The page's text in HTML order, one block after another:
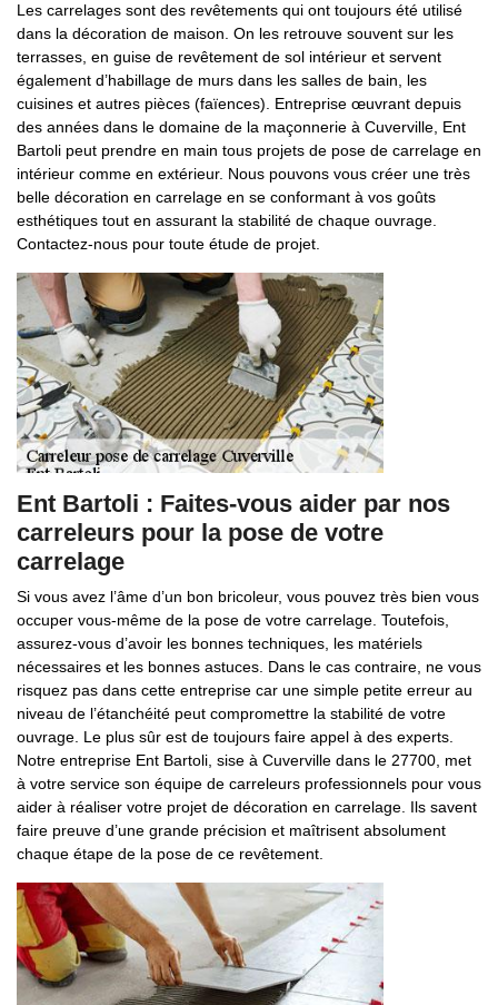
Les carrelages sont des revêtements qui ont toujours été utilisé
dans la décoration de maison. On les retrouve souvent sur les
terrasses, en guise de revêtement de sol intérieur et servent
également d’habillage de murs dans les salles de bain, les
cuisines et autres pièces (faïences). Entreprise œuvrant depuis
des années dans le domaine de la maçonnerie à Cuverville, Ent
Bartoli peut prendre en main tous projets de pose de carrelage en
intérieur comme en extérieur. Nous pouvons vous créer une très
belle décoration en carrelage en se conformant à vos goûts
esthétiques tout en assurant la stabilité de chaque ouvrage.
Contactez-nous pour toute étude de projet.
Ent Bartoli : Faites-vous aider par nos
carreleurs pour la pose de votre
carrelage
Si vous avez l’âme d’un bon bricoleur, vous pouvez très bien vous
occuper vous-même de la pose de votre carrelage. Toutefois,
assurez-vous d’avoir les bonnes techniques, les matériels
nécessaires et les bonnes astuces. Dans le cas contraire, ne vous
risquez pas dans cette entreprise car une simple petite erreur au
niveau de l’étanchéité peut compromettre la stabilité de votre
ouvrage. Le plus sûr est de toujours faire appel à des experts.
Notre entreprise Ent Bartoli, sise à Cuverville dans le 27700, met
à votre service son équipe de carreleurs professionnels pour vous
aider à réaliser votre projet de décoration en carrelage. Ils savent
faire preuve d’une grande précision et maîtrisent absolument
chaque étape de la pose de ce revêtement.